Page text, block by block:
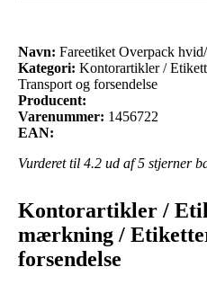
Navn: Fareetiket Overpack
Kategori: Kontorartikler /
Transport og forsendelse
Producent:
Varenummer: 1456722
EAN:
Vurderet til 4.2 ud af 5 stjerner
Kontorartikler /
mærkning /
forsendelse